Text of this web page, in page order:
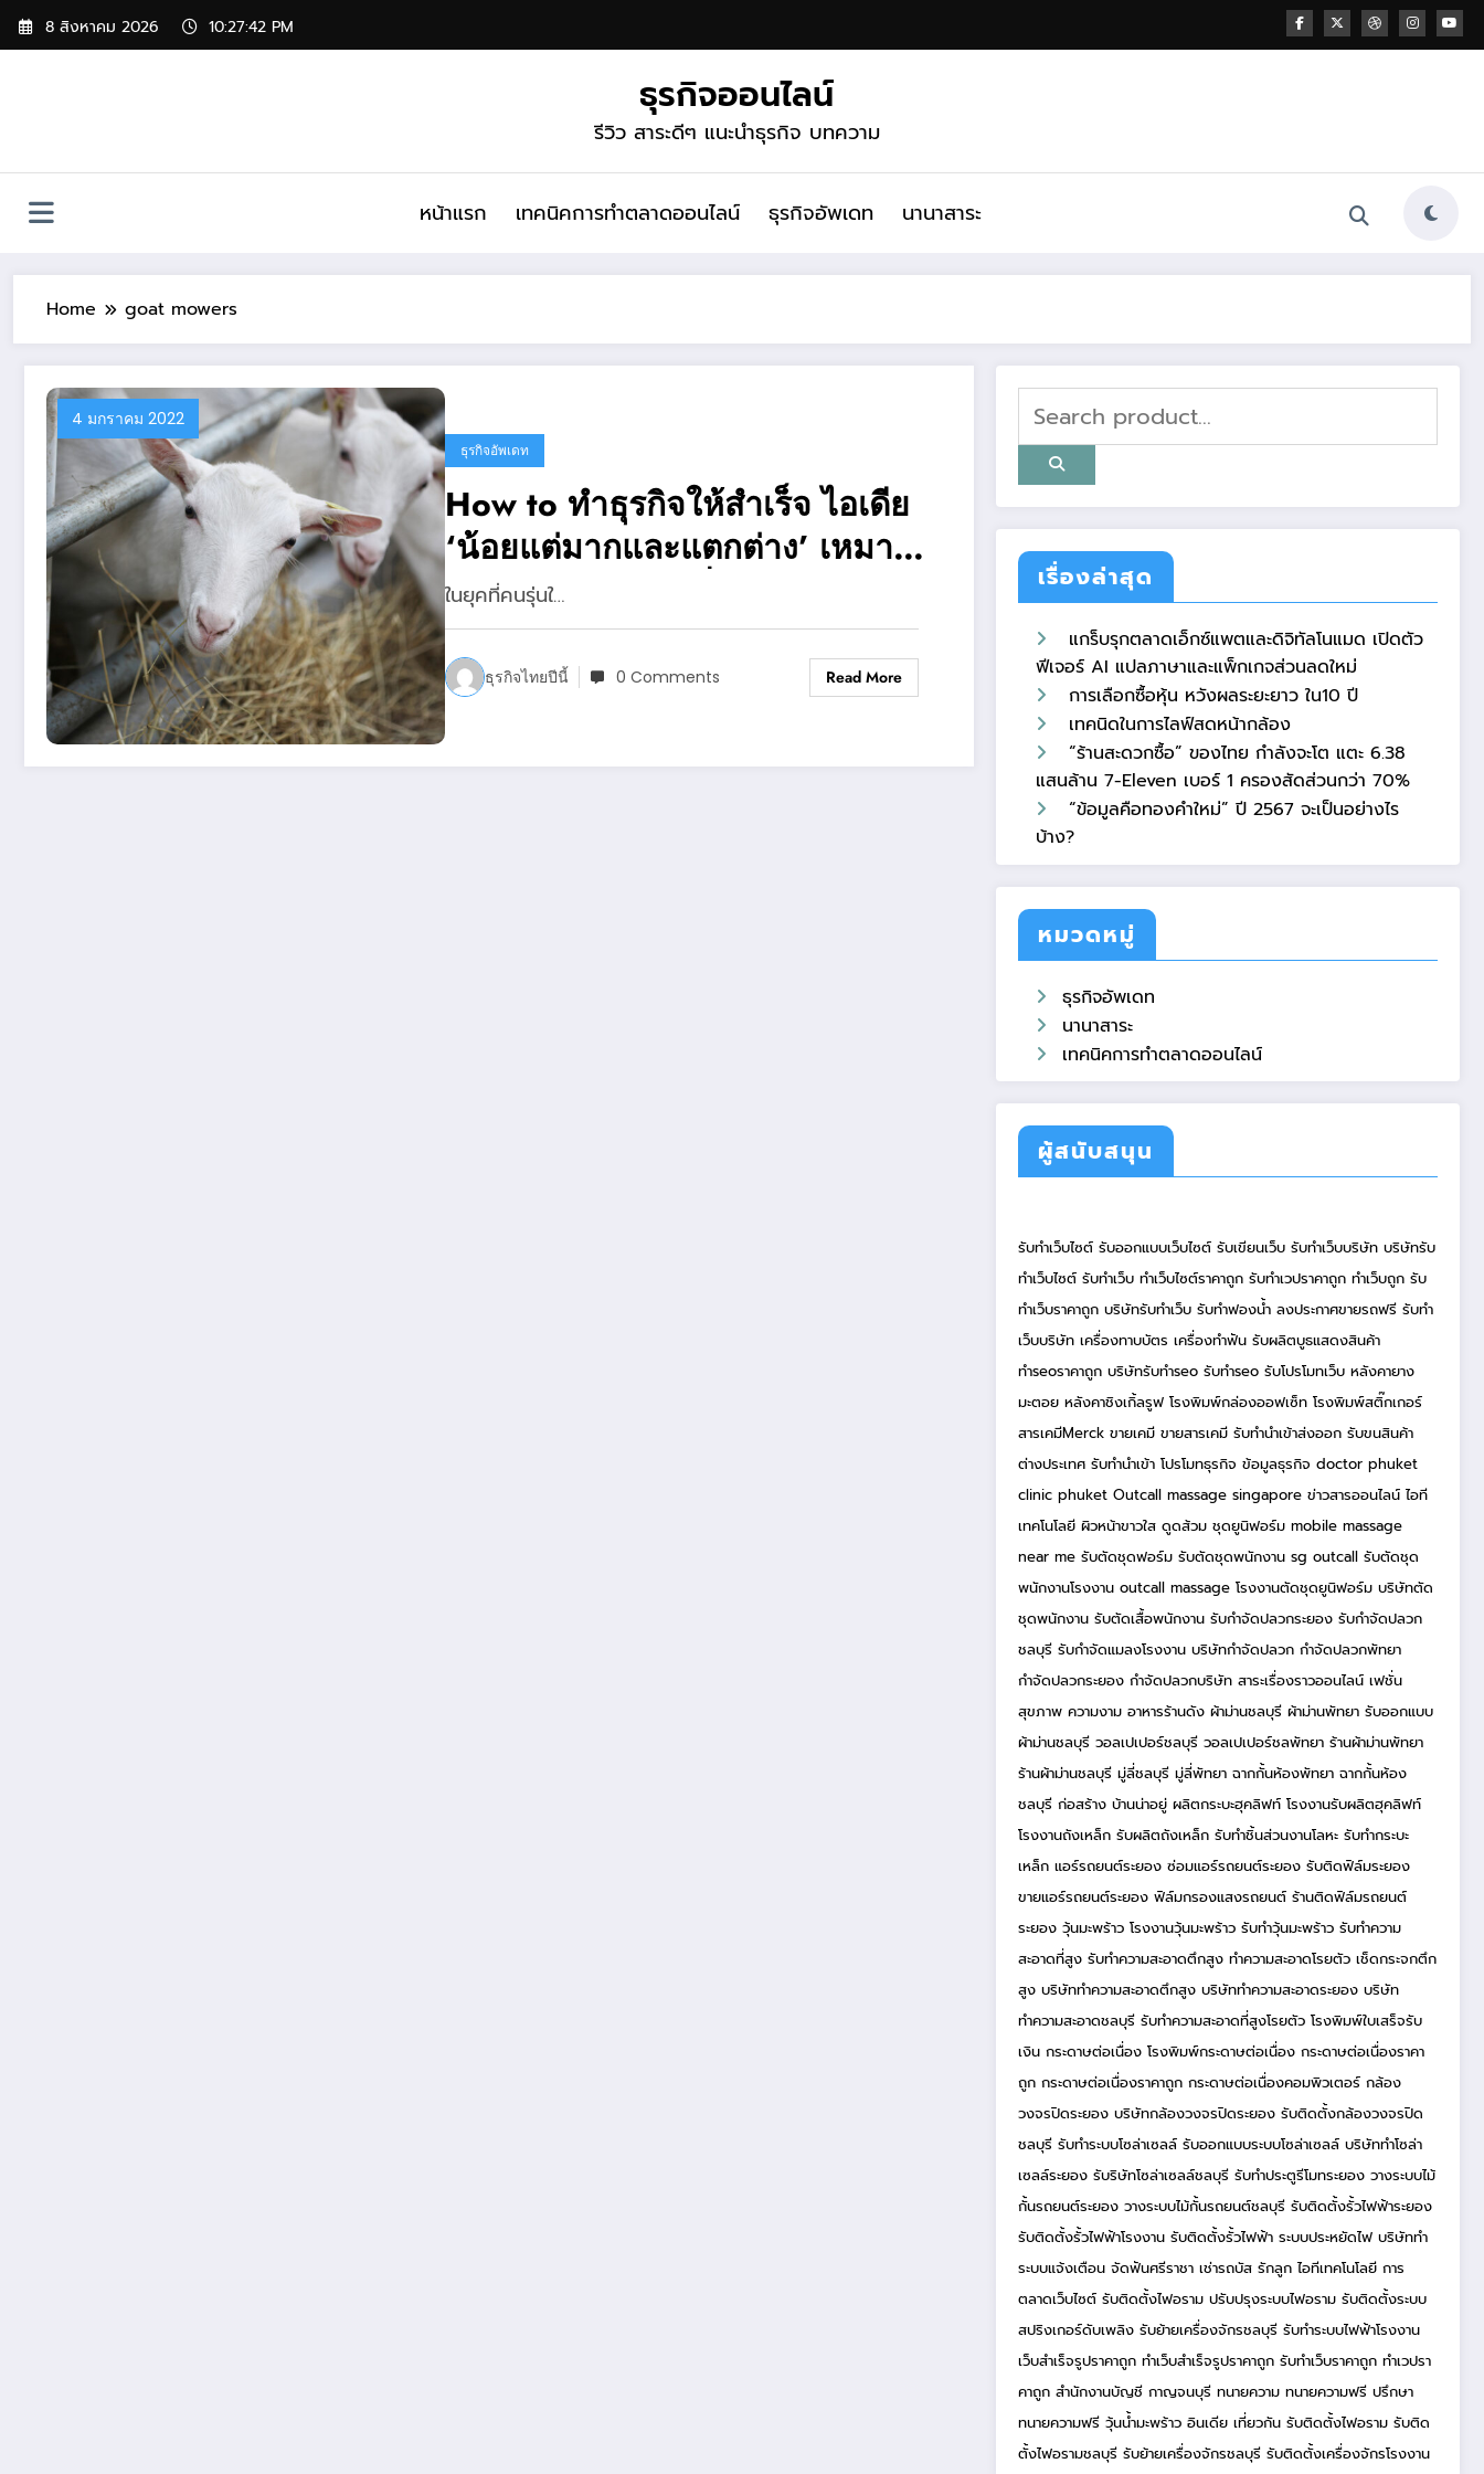
Skip
8 สิงหาคม 2026 10:27:42 PM
ธุรกิจออนไลน์
รีวิว สาระดีๆ แนะนำธุรกิจ บทความ
หน้าแรก เทคนิคการทำตลาดออนไลน์ ธุรกิจอัพเดท นานาสาระ
Home goat mowers
4 มกราคม 2022
ธุรกิจอัพเดท
How to ทำธุรกิจให้สำเร็จ ไอเดีย
‘น้อยแต่มากและแตกต่าง’ เหมาะ
สำหรับคนรุ่นใหม่ที่อยากเป็น
สตาร์ทอัพ
ในยุคที่คนรุ่นใ…
ธุรกิจไทยปีนี้ 0 Comments Read More
เรื่องล่าสุด
แกร็บรุกตลาดเอ็กซ์แพตและดิจิทัลโนแมด เปิดตัว
ฟีเจอร์ AI แปลภาษาและแพ็กเกจส่วนลดใหม่
การเลือกซื้อหุ้น หวังผลระยะยาว ใน10 ปี
เทคนิดในการไลฟ์สดหน้ากล้อง
“ร้านสะดวกซื้อ” ของไทย กำลังจะโต แตะ 6.38
แสนล้าน 7-Eleven เบอร์ 1 ครองสัดส่วนกว่า 70%
“ข้อมูลคือทองคำใหม่” ปี 2567 จะเป็นอย่างไร
บ้าง?
หมวดหมู่
ธุรกิจอัพเดท
นานาสาระ
เทคนิคการทำตลาดออนไลน์
ผู้สนับสนุน
รับทำเว็บไซต์ รับออกแบบเว็บไซต์รับเขียนเว็บ รับทำเว็บบริษัท บริษัทรับ
ทำเว็บไซต์รับทำเว็บ ทำเว็บไซต์ราคาถูก รับทำเวปราคาถูก ทำเว็บถูก รับ
ทำเว็บราคาถูก บริษัทรับทำเว็บ รับทำฟองน้ำ ลงประกาศขายรถฟรี รับทำ
เว็บบริษัท เครื่องทาบบัตร เครื่องทำฟัน รับผลิตบูธแสดงสินค้า
ทำseoราคาถูก บริษัทรับทำseo รับทำseo รับโปรโมทเว็บ หลังคายาง
มะตอย หลังคาชิงเกิ้ลรูฟ โรงพิมพ์กล่องออฟเซ็ท โรงพิมพ์สติ๊กเกอร์
สารเคมีMerck ขายเคมี ขายสารเคมี รับทำนำเข้าส่งออก รับขนสินค้า
ต่างประเทศ รับทำนำเข้า โปรโมทธุรกิจ ข้อมูลธุรกิจ doctor phuket
clinic phuket Outcall massage singapore ข่าวสารออนไลน์ ไอที
เทคโนโลยี ผิวหน้าขาวใส ดูดส้วม ชุดยูนิฟอร์ม mobile massage
near me รับตัดชุดฟอร์ม รับตัดชุดพนักงาน sg outcall รับตัดชุด
พนักงานโรงงาน outcall massage โรงงานตัดชุดยูนิฟอร์ม บริษัทตัด
ชุดพนักงาน รับตัดเสื้อพนักงาน รับกำจัดปลวกระยอง รับกำจัดปลวก
ชลบุรี รับกำจัดแมลงโรงงาน บริษัทกำจัดปลวก กำจัดปลวกพัทยา
กำจัดปลวกระยอง กำจัดปลวกบริษัท สาระเรื่องราวออนไลน์ เฟชั่น
สุขภาพ ความงาม อาหารร้านดัง ผ้าม่านชลบุรี ผ้าม่านพัทยา รับออกแบบ
ผ้าม่านชลบุรี วอลเปเปอร์ชลบุรี วอลเปเปอร์ชลพัทยา ร้านผ้าม่านพัทยา
ร้านผ้าม่านชลบุรี มู่ลี่ชลบุรี มู่ลี่พัทยา ฉากกั้นห้องพัทยา ฉากกั้นห้อง
ชลบุรี ก่อสร้าง บ้านน่าอยู่ ผลิตกระบะฮุคลิฟท์ โรงงานรับผลิตฮุคลิฟท์
โรงงานถังเหล็ก รับผลิตถังเหล็ก รับทำชิ้นส่วนงานโลหะ รับทำกระบะ
เหล็ก แอร์รถยนต์ระยอง ซ่อมแอร์รถยนต์ระยอง รับติดฟิล์มระยอง
ขายแอร์รถยนต์ระยอง ฟิล์มกรองแสงรถยนต์ ร้านติดฟิล์มรถยนต์
ระยอง วุ้นมะพร้าว โรงงานวุ้นมะพร้าว รับทำวุ้นมะพร้าว รับทำความ
สะอาดที่สูง รับทำความสะอาดตึกสูง ทำความสะอาดโรยตัว เช็ดกระจกตึก
สูง บริษัททำความสะอาดตึกสูง บริษัททำความสะอาดระยอง บริษัท
ทำความสะอาดชลบุรี รับทำความสะอาดที่สูงโรยตัว โรงพิมพ์ใบเสร็จรับ
เงิน กระดาษต่อเนื่อง โรงพิมพ์กระดาษต่อเนื่อง กระดาษต่อเนื่องราคา
ถูก กระดาษต่อเนื่องราคาถูก กระดาษต่อเนื่องคอมพิวเตอร์ กล้อง
วงจรปิดระยอง บริษัทกล้องวงจรปิดระยอง รับติดตั้งกล้องวงจรปิด
ชลบุรี รับทำระบบโซล่าเซลล์ รับออกแบบระบบโซล่าเซลล์ บริษัททำโซล่า
เซลล์ระยอง รับริษัทโซล่าเซลล์ชลบุรี รับทำประตูรีโมทระยอง วางระบบไม้
กั้นรถยนต์ระยอง วางระบบไม้กั้นรถยนต์ชลบุรี รับติดตั้งรั้วไฟฟ้าระยอง
รับติดตั้งรั้วไฟฟ้าโรงงาน รับติดตั้งรั้วไฟฟ้า ระบบประหยัดไฟ บริษัททำ
ระบบแจ้งเตือน จัดฟันศรีราชา เช่ารถบัส รักลูก ไอทีเทคโนโลยี การ
ตลาดเว็บไซต์ รับติดตั้งไฟอราม ปรับปรุงระบบไฟอราม รับติดตั้งระบบ
สปริงเกอร์ดับเพลิง รับย้ายเครื่องจักรชลบุรี รับทำระบบไฟฟ้าโรงงาน
เว็บสำเร็จรูปราคาถูก ทำเว็บสำเร็จรูปราคาถูก รับทำเว็บราคาถูก ทำเวปรา
คาถูก สำนักงานบัญชี กาญจนบุรี ทนายความ ทนายความฟรี ปรึกษา
ทนายความฟรี วุ้นน้ำมะพร้าวอินเดียเที่ยวกันรับติดตั้งไฟอรามรับติด
ตั้งไฟอรามชลบุรีรับย้ายเครื่องจักรชลบุรีรับติดตั้งเครื่องจักรโรงงาน